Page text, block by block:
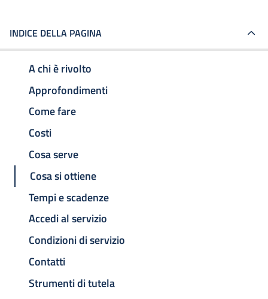
INDICE DELLA PAGINA
A chi è rivolto
Approfondimenti
Come fare
Costi
Cosa serve
Cosa si ottiene
Tempi e scadenze
Accedi al servizio
Condizioni di servizio
Contatti
Strumenti di tutela